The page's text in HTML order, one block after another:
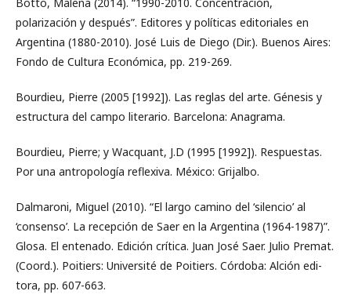
polarización y después”. Editores y políticas editoriales en
Argentina (1880-2010). José Luis de Diego (Dir.). Buenos Aires:
Fondo de Cultura Económica, pp. 219-269.
Bourdieu, Pierre (2005 [1992]). Las reglas del arte. Génesis y
estructura del campo literario. Barcelona: Anagrama.
Bourdieu, Pierre; y Wacquant, J.D (1995 [1992]). Respuestas.
Por una antropología reflexiva. México: Grijalbo.
Dalmaroni, Miguel (2010). “El largo camino del ‘silencio’ al
‘consenso’. La recepción de Saer en la Argentina (1964-1987)”.
Glosa. El entenado. Edición crítica. Juan José Saer. Julio Premat.
(Coord.). Poitiers: Université de Poitiers. Córdoba: Alción edi-
tora, pp. 607-663.